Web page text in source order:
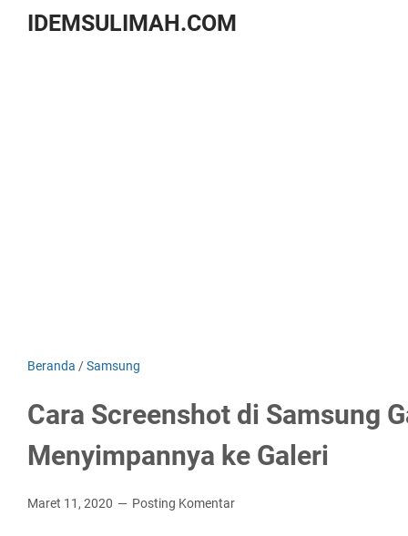
IDEMSULIMAH.COM
Beranda /Samsung
Cara Screenshot di Samsung
Menyimpannya ke Galeri
Maret 11, 2020 Posting Komentar